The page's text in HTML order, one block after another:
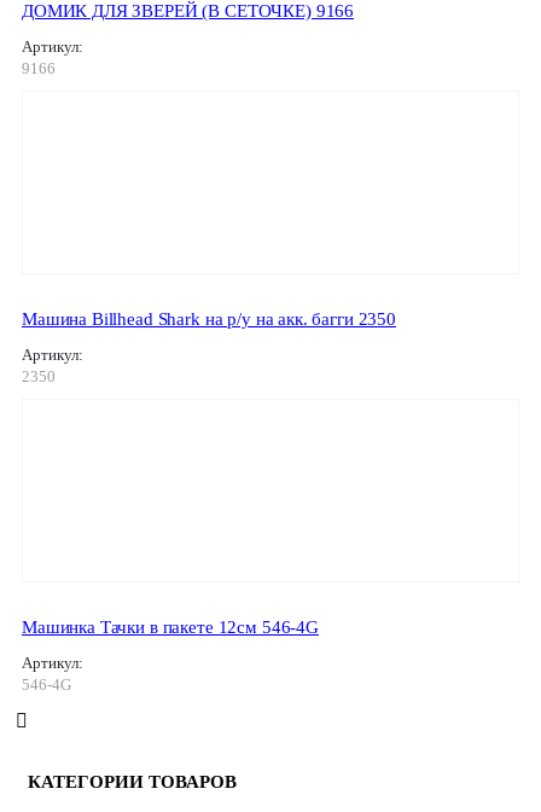
ДОМИК ДЛЯ ЗВЕРЕЙ (В СЕТОЧКЕ) 9166
Артикул:
9166
Машина Billhead Shark на р/у на акк. багги 2350
Артикул:
2350
Машинка Тачки в пакете 12см 546-4G
Артикул:
546-4G
КАТЕГОРИИ ТОВАРОВ